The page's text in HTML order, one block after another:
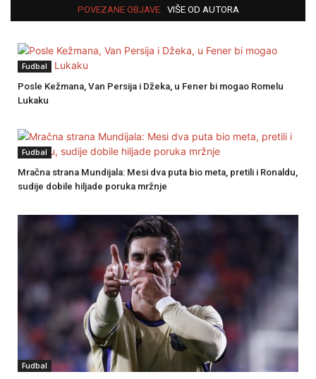
POVEZANE OBJAVE VIŠE OD AUTORA
Fudbal
Posle Kežmana, Van Persija i Džeka, u Fener bi mogao Romelu
Lukaku
Fudbal
Mračna strana Mundijala: Mesi dva puta bio meta, pretili i Ronaldu,
sudije dobile hiljade poruka mržnje
Fudbal